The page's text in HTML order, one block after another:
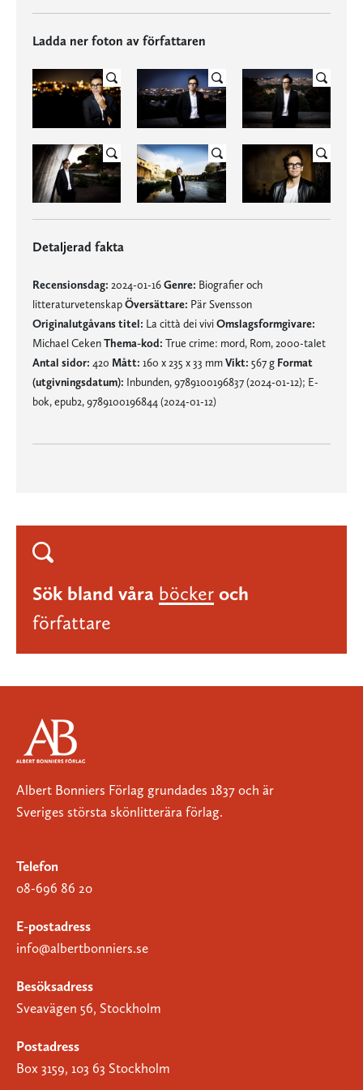
Ladda ner foton av författaren
Detaljerad fakta
Recensionsdag: 2024-01-16Genre: Biografier och
litteraturvetenskapÖversättare: Pär Svensson
Originalutgåvans titel: La città dei viviOmslagsformgivare:
Michael CekenThema-kod: True crime: mord, Rom, 2000-talet
Antal sidor: 420 Mått: 160 x 235 x 33 mmVikt: 567 g Format
(utgivningsdatum): Inbunden, 9789100196837 (2024-01-12); E-
bok, epub2, 9789100196844 (2024-01-12)
Sök bland våra böcker och
författare
Albert Bonniers Förlag grundades 1837 och är
Sveriges största skönlitterära förlag.
Telefon
08-696 86 20
E-postadress
info@albertbonniers.se
Besöksadress
Sveavägen 56, Stockholm
Postadress
Box 3159, 103 63 Stockholm